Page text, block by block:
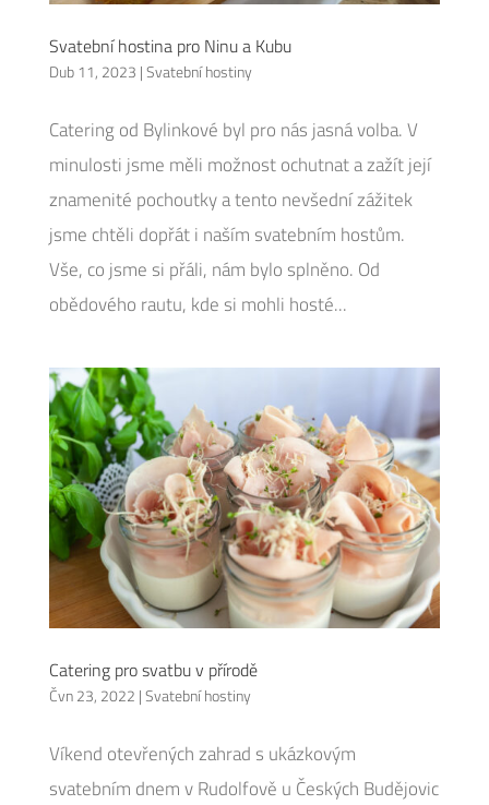
Svatební hostina pro Ninu a Kubu
Dub 11, 2023 |Svatební hostiny
Catering od Bylinkové byl pro nás jasná volba. V
minulosti jsme měli možnost ochutnat a zažít její
znamenité pochoutky a tento nevšední zážitek
jsme chtěli dopřát i naším svatebním hostům.
Vše, co jsme si přáli, nám bylo splněno. Od
obědového rautu, kde si mohli hosté...
Catering pro svatbu v přírodě
Čvn 23, 2022 |Svatební hostiny
Víkend otevřených zahrad s ukázkovým
svatebním dnem v Rudolfově u Českých Budějovic